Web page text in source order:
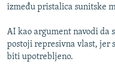
između pristalica sunitske
AI kao argument navodi da
postoji represivna vlast, jer
biti upotrebljeno.